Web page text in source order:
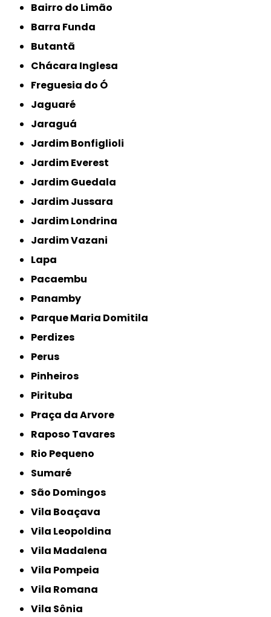
Bairro do Limão
Barra Funda
Butantã
Chácara Inglesa
Freguesia do Ó
Jaguaré
Jaraguá
Jardim Bonfiglioli
Jardim Everest
Jardim Guedala
Jardim Jussara
Jardim Londrina
Jardim Vazani
Lapa
Pacaembu
Panamby
Parque Maria Domitila
Perdizes
Perus
Pinheiros
Pirituba
Praça da Arvore
Raposo Tavares
Rio Pequeno
Sumaré
São Domingos
Vila Boaçava
Vila Leopoldina
Vila Madalena
Vila Pompeia
Vila Romana
Vila Sônia